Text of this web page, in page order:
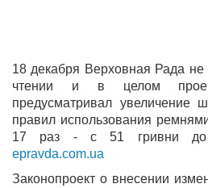
18 декабря Верховная Рада
чтении и в целом
предусматривал увеличение
правил использования
17 раз - с 51 гривни до
epravda.com.ua
Законопроект о внесении